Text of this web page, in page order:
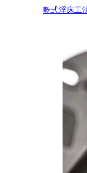
乾式浮床工